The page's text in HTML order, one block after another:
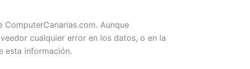
Aunque
cualquier error en los datos, o en la
esta información.